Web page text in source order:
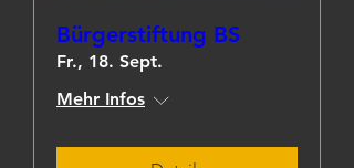
Bürgerstiftung BS
Fr., 18. Sept.
Mehr Infos